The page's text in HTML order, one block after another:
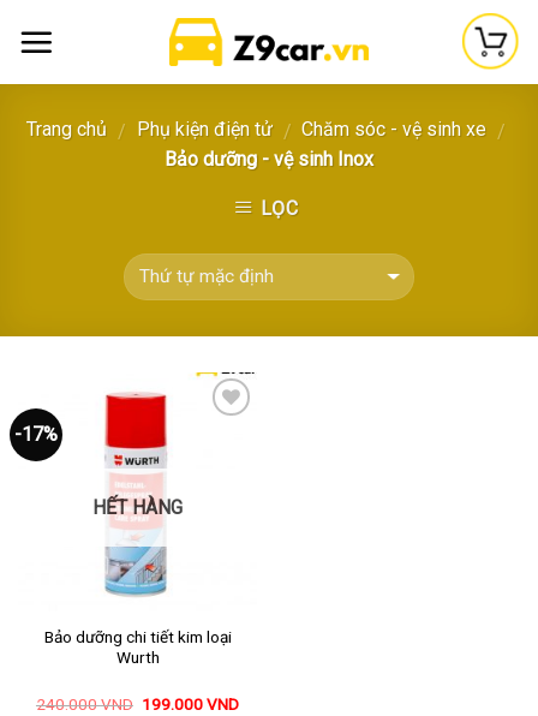
Trang chủ / Phụ kiện điện tử / Chăm sóc - vệ sinh xe /
Bảo dưỡng - vệ sinh Inox
LỌC
-17%
HẾT HÀNG
Bảo dưỡng chi tiết kim loại
Wurth
240.000VND 199.000VND